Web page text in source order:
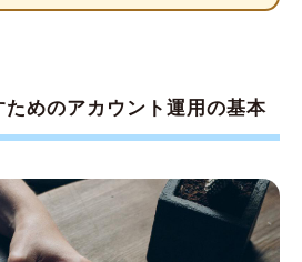
がる
めのアカウント運用の基本